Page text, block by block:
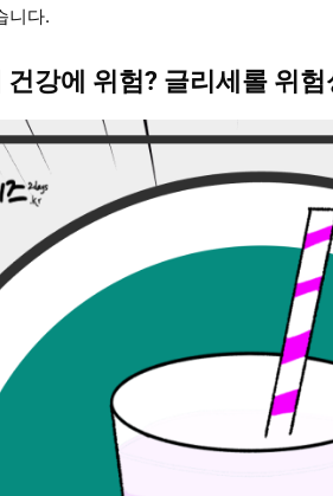
니다.
강에 위험? 글리세롤 위험